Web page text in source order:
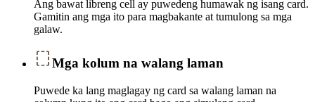
Ang bawat libreng cell ay puwedeng humawak ng isang card.
Gamitin ang mga ito para magbakante at tumulong sa mga
galaw.
Mga kolum na walang laman
Puwede ka lang maglagay ng card sa walang laman na